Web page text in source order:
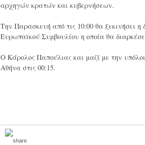
αρχηγών κρατών και κυβερνήσεων.
Την Παρασκευή από τις 10:00 θα ξεκινήσει
Ευρωπαϊκού Συμβουλίου η οποία θα
Ο Κάρολος Παπούλιας και μαζί με την
Αθήνα στις 00:15.